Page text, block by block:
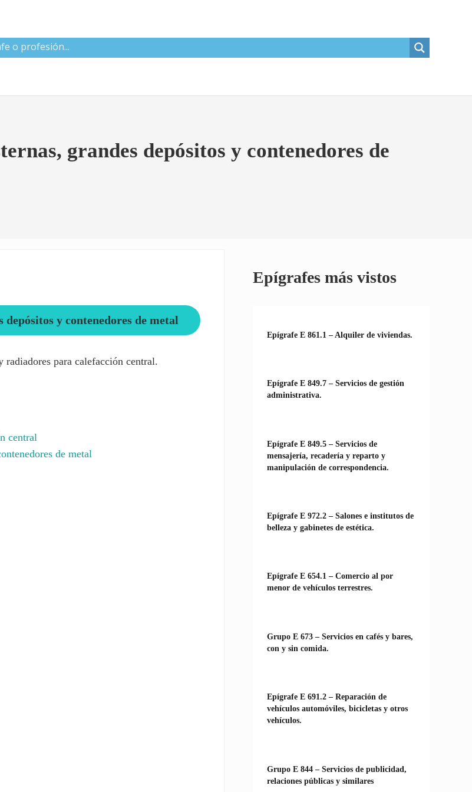
grandes depósitos y contenedores de
y contenedores de metal
radiadores para calefacción central.
central
de metal
Epígrafes más vistos
Epígrafe E 861.1 – Alquiler de viviendas.
Epígrafe E 849.7 – Servicios de gestión
administrativa.
Epígrafe E 849.5 – Servicios de
mensajería, recadería y reparto y
manipulación de correspondencia.
Epígrafe E 972.2 – Salones e institutos de
belleza y gabinetes de estética.
Epígrafe E 654.1 – Comercio al por
menor de vehículos terrestres.
Grupo E 673 – Servicios en cafés y bares,
con y sin comida.
Epígrafe E 691.2 – Reparación de
vehículos automóviles, bicicletas y otros
vehículos.
Grupo E 844 – Servicios de publicidad,
relaciones públicas y similares